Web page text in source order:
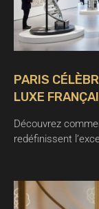
PARIS
LUXE
Découvrez
redéfinissent